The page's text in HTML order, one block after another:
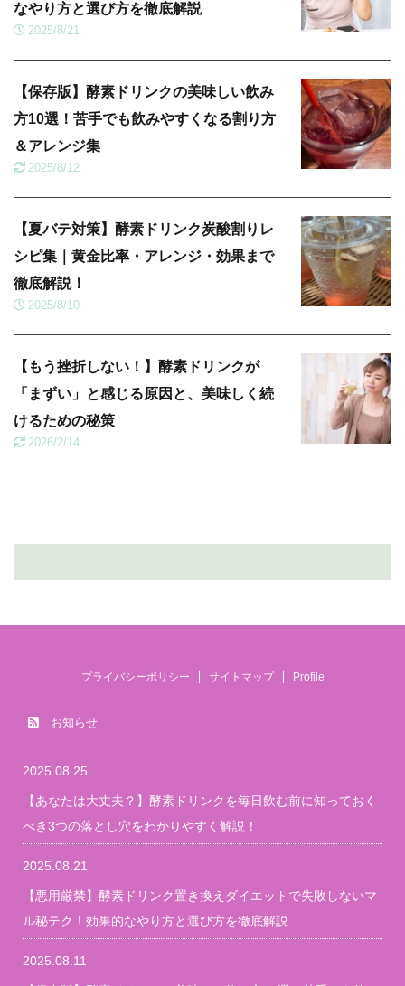
なやり方と選び方を徹底解説
2025/8/21
【保存版】酵素ドリンクの美味しい飲み
方10選！苦手でも飲みやすくなる割り方
＆アレンジ集
2025/8/12
【夏バテ対策】酵素ドリンク炭酸割りレ
シピ集｜黄金比率・アレンジ・効果まで
徹底解説！
2025/8/10
【もう挫折しない！】酵素ドリンクが
「まずい」と感じる原因と、美味しく続
けるための秘策
2026/2/14
プライバシーポリシー サイトマップ Profile
お知らせ
2025.08.25
【あなたは大丈夫？】酵素ドリンクを毎日飲む前に知っておく
べき3つの落とし穴をわかりやすく解説！
2025.08.21
【悪用厳禁】酵素ドリンク置き換えダイエットで失敗しないマ
ル秘テク！効果的なやり方と選び方を徹底解説
2025.08.11